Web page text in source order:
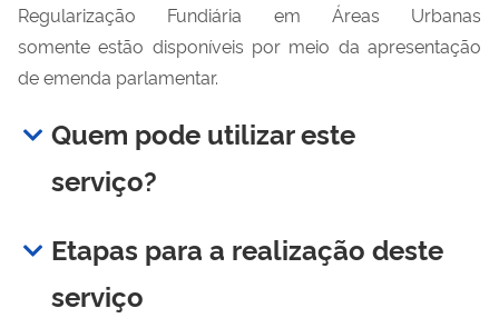
Regularização Fundiária em Áreas Urbanas
somente estão disponíveis por meio da apresentação
de emenda parlamentar.
Quem pode utilizar este
serviço?
Etapas para a realização deste
serviço